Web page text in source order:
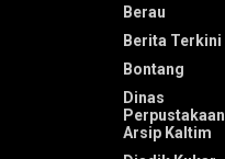
Berau
Berita Terkini
Bontang
Dinas
Arsip Kaltim